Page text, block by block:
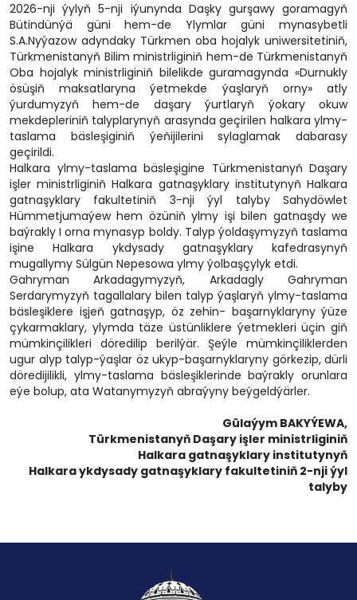
2026-nji ýylyň 5-nji iýunynda Daşky gurşawy goramagyň
Bütindünýä güni hem-de Ylymlar güni mynasybetli
S.A.Nyýazow adyndaky Türkmen oba hojalyk uniwersitetiniň,
Türkmenistanyň Bilim ministrliginiň hem-de Türkmenistanyň
Oba hojalyk ministrliginiň bilelikde guramagynda «Durnukly
ösüşiň maksatlaryna ýetmekde ýaşlaryň orny» atly
ýurdumyzyň hem-de daşary ýurtlaryň ýokary okuw
mekdepleriniň talyplarynyň arasynda geçirilen halkara ylmy-
taslama bäsleşiginiň ýeňijilerini sylaglamak dabarasy
geçirildi.
Halkara ylmy-taslama bäsleşigine Türkmenistanyň Daşary
işler ministrliginiň Halkara gatnaşyklary institutynyň Halkara
gatnaşyklary fakultetiniň 3-nji ýyl talyby Sahydöwlet
Hümmetjumaýew hem özüniň ylmy işi bilen gatnaşdy we
baýrakly I orna mynasyp boldy. Talyp ýoldaşymyzyň taslama
işine Halkara ykdysady gatnaşyklary kafedrasynyň
mugallymy Sülgün Nepesowa ylmy ýolbaşçylyk etdi.
Gahryman Arkadagymyzyň, Arkadagly Gahryman
Serdarymyzyň tagallalary bilen talyp ýaşlaryň ylmy-taslama
bäsleşiklere işjeň gatnaşyp, öz zehin- başarnyklaryny ýüze
çykarmaklary, ylymda täze üstünliklere ýetmekleri üçin giň
mümkinçilikleri döredilip berilýär. Şeýle mümkinçiliklerden
ugur alyp talyp-ýaşlar öz ukyp-başarnyklaryny görkezip, dürli
döredijilikli, ylmy-taslama bäsleşiklerinde baýrakly orunlara
eýe bolup, ata Watanymyzyň abraýyny beýgeldýärler.
Gülaýym BAKYÝEWA,
Türkmenistanyň Daşary işler ministrliginiň
Halkara gatnaşyklary institutynyň
Halkara ykdysady gatnaşyklary fakultetiniň 2-nji ýyl
talyby